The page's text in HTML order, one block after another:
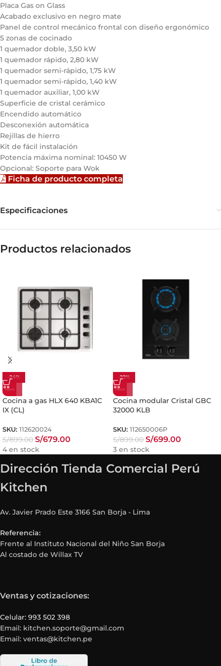
Placa Gas on Glass
Acabado exclusivo en negro mate
Panel de control mecánico frontal con diseño ergonómico
5 zonas de cocinado
1 quemador doble, 3,50 kW
1 quemador rápido, 2,80 kW
1 quemador semi-rápido, 1,75 kW
1 quemador semi-rápido, 1,40 kW
1 quemador auxiliar, 1,00 kW
Superficie de cristal cerámico
Encendido automático
Desconexión automática
Rejillas de hierro
Kit de fácil instalación
Potencia máxima nominal: 10450 W
Opcional: Soporte para Wok
Ficha de producto completa
Especificaciones
Productos relacionados
-24%
Cocina a gas HLX 640 KBA1C
IX (CL)
SKU: 112620024
S/899.00 S/679.00
4 en stock
-22%
Cocina modular Cristal GBC
32000 KLB
SKU: 112650006P
S/899.00 S/699.00
3 en stock
Dirección Tienda Comercial Perú
Kitchen
Av. Javier Prado Este 3166 San Borja - Lima
Referencia:
Frente al Instituto Nacional del Niño San Borja
Al costado de Willax TV
Ventas y cotizaciones:
Celular: 993 502 398
Email: kitchen.soporte@gmail.com
Email: ventas@kitchen.pe